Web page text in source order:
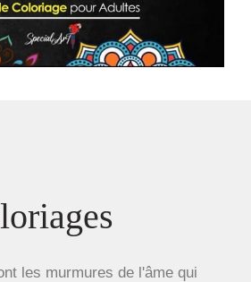
les murmures de l'âme qui